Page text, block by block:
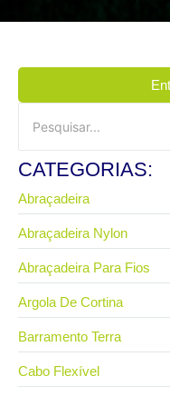
CATEGORIAS:
Abraçadeira
Abraçadeira Nylon
Abraçadeira Para Fios
Argola De Cortina
Barramento Terra
Cabo Flexível